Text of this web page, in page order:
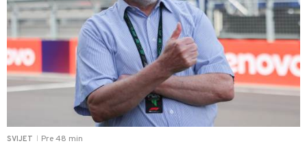
SVIJET Pre 48 min